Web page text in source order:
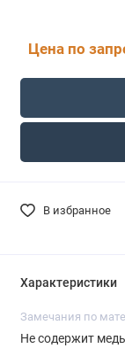
Цена по
В избранное
Характеристики
Замечания по
Не содержит